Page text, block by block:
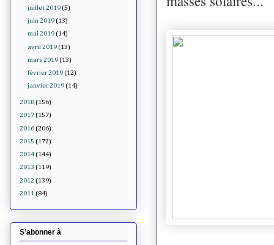
juillet 2019 (5)
juin 2019 (13)
mai 2019 (14)
avril 2019 (13)
mars 2019 (13)
février 2019 (12)
janvier 2019 (14)
2018 (156)
2017 (157)
2016 (206)
2015 (172)
2014 (144)
2013 (119)
2012 (139)
2011 (84)
S’abonner à